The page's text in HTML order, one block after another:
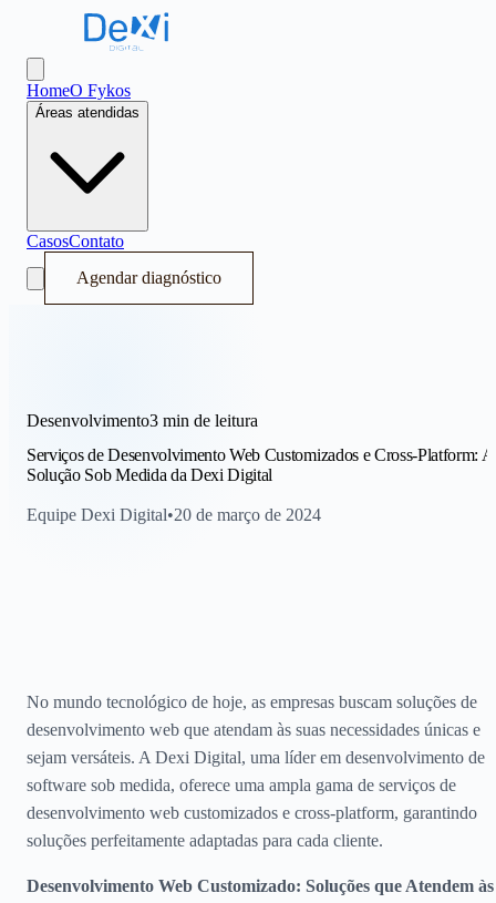
Dexi Digital - Sistema Operacional de Receita
HomeO Fykos
Áreas atendidas
CasosContato
Agendar diagnóstico
Desenvolvimento3 min de leitura
Serviços de Desenvolvimento Web Customizados e Cross-Platform: A
Solução Sob Medida da Dexi Digital
Equipe Dexi Digital•20 de março de 2024
No mundo tecnológico de hoje, as empresas buscam soluções de
desenvolvimento web que atendam às suas necessidades únicas e
sejam versáteis. A Dexi Digital, uma líder em desenvolvimento de
software sob medida, oferece uma ampla gama de serviços de
desenvolvimento web customizados e cross-platform, garantindo
soluções perfeitamente adaptadas para cada cliente.
Desenvolvimento Web Customizado: Soluções que Atendem às